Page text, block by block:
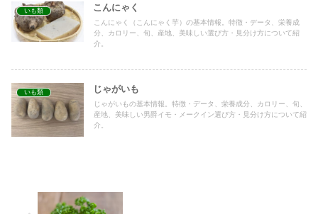
いも類 こんにゃく
こんにゃく（こんにゃく芋）の基本情報。特徴・データ、栄養成
分、カロリー、旬、産地、美味しい選び方・見分け方について紹
介。
いも類 じゃがいも
じゃがいもの基本情報。特徴・データ、栄養成分、カロリー、旬、
産地、美味しい男爵イモ・メークイン選び方・見分け方について紹
介。